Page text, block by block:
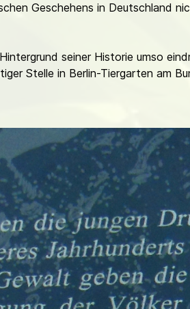
Geschehens in Deutschland
seiner Historie umso
Stelle in Berlin-Tiergarten am